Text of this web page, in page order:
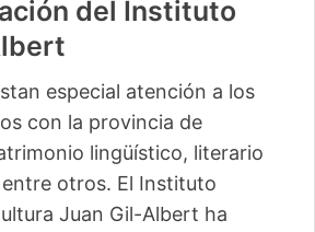
del Instituto
especial atención a los
con la provincia de
lingüístico, literario
otros. El Instituto
Juan Gil-Albert ha